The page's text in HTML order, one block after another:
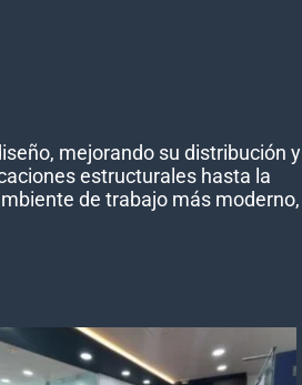
mejorando su distribución y
estructurales hasta la
de trabajo más moderno,